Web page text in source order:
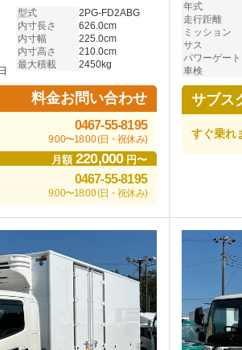
型式
2PG-FD2ABG
内寸長さ
626.0cm
内寸幅
225.0cm
内寸高さ
210.0cm
最大積載
2450kg
料金お問い合わせ
0467-55-8195
9:00〜18:00 (日・祝休み)
月額220,000円〜
0467-55-8195
9:00〜18:00 (日・祝休み)
年式
走行距離
ミッション
サス
パワーゲート
車検
サブス
すぐ乗れ